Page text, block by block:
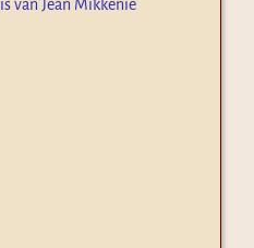
van Jean Mikkenie